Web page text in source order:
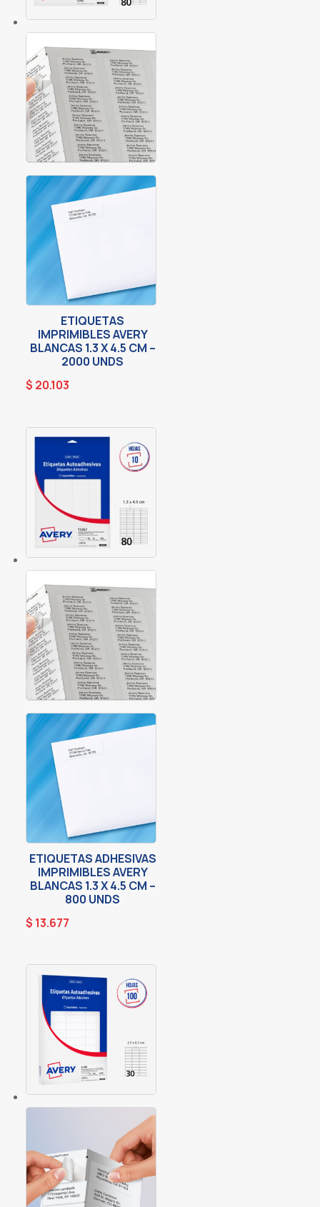
ETIQUETAS
IMPRIMIBLES AVERY
BLANCAS 1.3 X 4.5 CM –
2000 UNDS
$ 20.103
ETIQUETAS ADHESIVAS
IMPRIMIBLES AVERY
BLANCAS 1.3 X 4.5 CM –
800 UNDS
$ 13.677